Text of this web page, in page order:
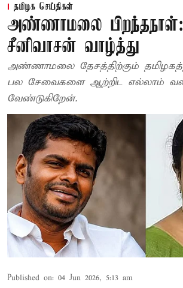
தமிழக செய்திகள்
அண்ணாமலை
சீனிவாசன் வாழ்த்து
அண்ணாமலை தேசத்திற்கும்
பல சேவைகளை ஆற்றிட எல்லாம்
வேண்டுகிறேன்.
Published on: 04 Jun 2026, 5:13 am